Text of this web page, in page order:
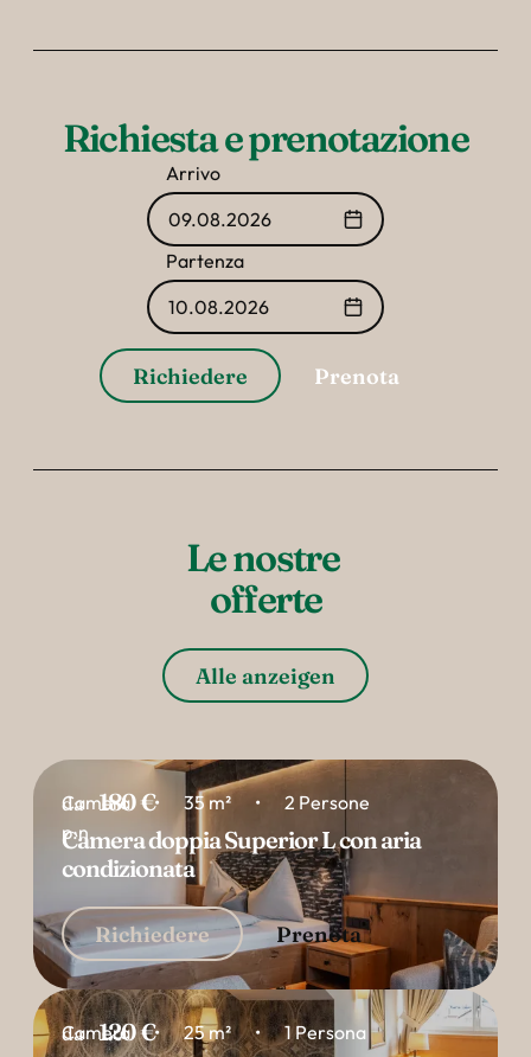
Richiesta e prenotazione
Arrivo
09.08.2026
Partenza
10.08.2026
Richiedere Prenota
Le nostre
offerte
Alle anzeigen
da 180 €
p.n.
Camera 35 m² 2 Persone
Camera doppia Superior L con aria
condizionata
Richiedere Prenota
da 120 €
Camera 25 m² 1 Persona